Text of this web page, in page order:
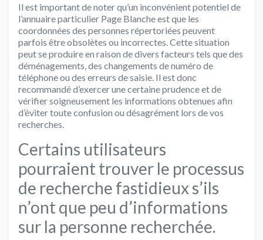
Il est important de noter qu’un inconvénient potentiel de
l’annuaire particulier Page Blanche est que les
coordonnées des personnes répertoriées peuvent
parfois être obsolètes ou incorrectes. Cette situation
peut se produire en raison de divers facteurs tels que des
déménagements, des changements de numéro de
téléphone ou des erreurs de saisie. Il est donc
recommandé d’exercer une certaine prudence et de
vérifier soigneusement les informations obtenues afin
d’éviter toute confusion ou désagrément lors de vos
recherches.
Certains utilisateurs
pourraient trouver le processus
de recherche fastidieux s’ils
n’ont que peu d’informations
sur la personne recherchée.